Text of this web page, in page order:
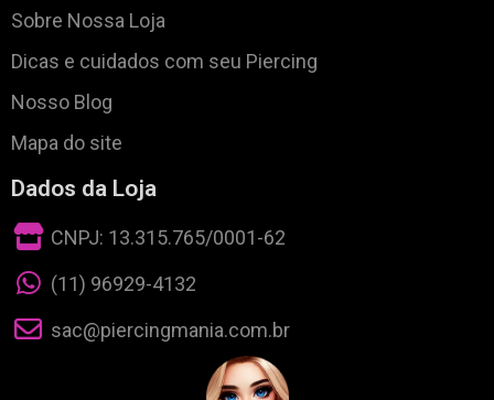
Sobre Nossa Loja
Dicas e cuidados com seu Piercing
Nosso Blog
Mapa do site
Dados da Loja
CNPJ: 13.315.765/0001-62
(11) 96929-4132
sac@piercingmania.com.br